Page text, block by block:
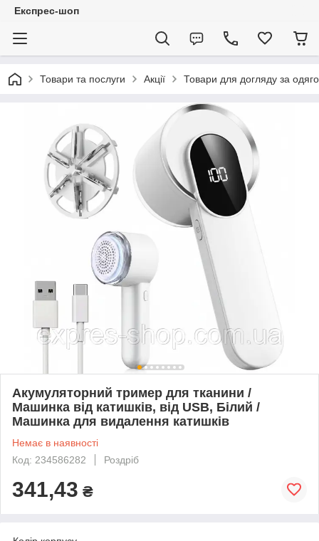
Експрес-шоп
Товари та послуги Акції Товари для догляду за
Акумуляторний тример для тканини /
Машинка від катишків, від USB, Білий /
Машинка для видалення катишків
Немає в наявності
Код: 234586282
Роздріб
341,43 ₴